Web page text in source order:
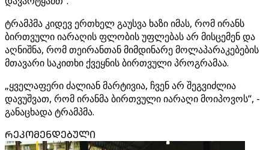
ტრამპმა კიდევ ერთხელ გაუსვა ხაზი იმას, რომ ირანს
ბირთვული იარაღის ფლობის უფლებას არ მისცემენ და
აღნიშნა, რომ თეირანთან მიმდინარე მოლაპარაკებების
მთავარი საკითხი ქვეყნის ბირთვული პროგრამაა.
„ყველაფერი ძალიან მარტივია, ჩვენ არ შეგვიძლია
დავუშვათ, რომ ირანმა ბირთვული იარაღი მოიპოვოს“, -
განაცხადა ტრამპმა.
ᲠᲔᲙᲝᲛᲔᲜᲓᲔᲑᲣᲚᲘ